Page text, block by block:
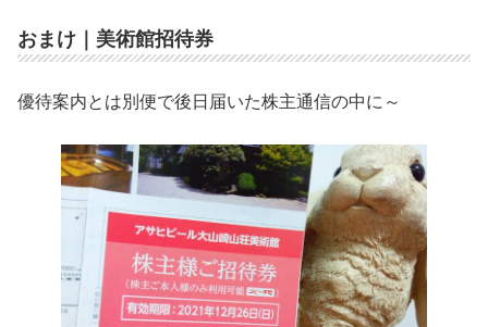
おまけ｜美術館招待券
優待案内とは別便で後日届いた株主通信の中に～